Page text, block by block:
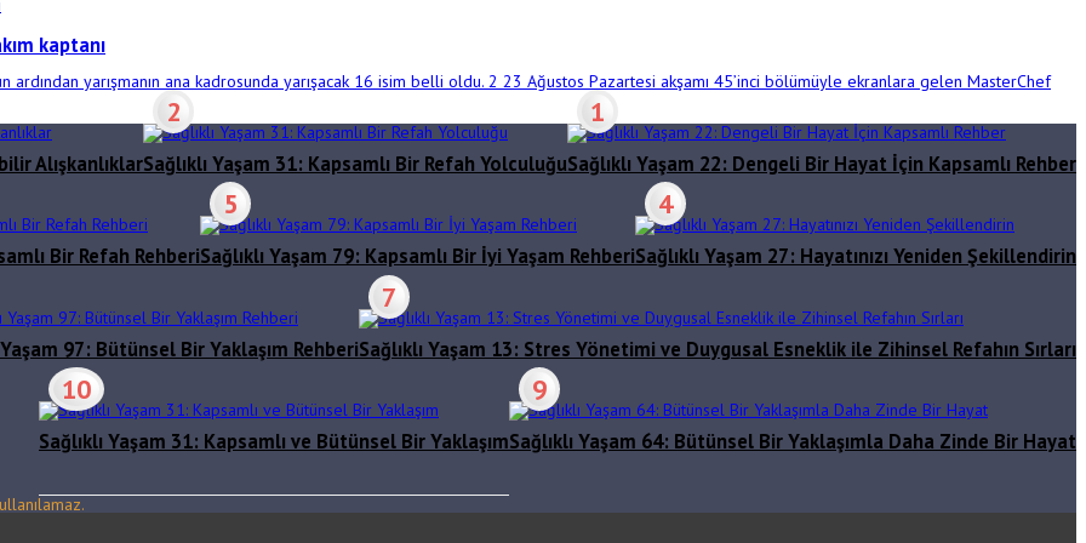
kaptanı
ardından yarışmanın ana kadrosunda yarışacak 16 isim belli oldu. 2 23 Ağustos Pazartesi akşamı 45’inci bölümüyle ekranlara gelen MasterChef
1
Sağlıklı Yaşam 22: Dengeli Bir Hayat İçin Kapsamlı Rehber
2
Sağlıklı Yaşam 31: Kapsamlı Bir Refah Yolculuğu
Alışkanlıklar
4
Sağlıklı Yaşam 27: Hayatınızı Yeniden Şekillendirin
5
Sağlıklı Yaşam 79: Kapsamlı Bir İyi Yaşam Rehberi
Bir Refah Rehberi
7
Sağlıklı Yaşam 13: Stres Yönetimi ve Duygusal Esneklik ile Zihinsel Refahın Sırları
Yaşam 97: Bütünsel Bir Yaklaşım Rehberi
9
Sağlıklı Yaşam 64: Bütünsel Bir Yaklaşımla Daha Zinde Bir Hayat
10
Sağlıklı Yaşam 31: Kapsamlı ve Bütünsel Bir Yaklaşım